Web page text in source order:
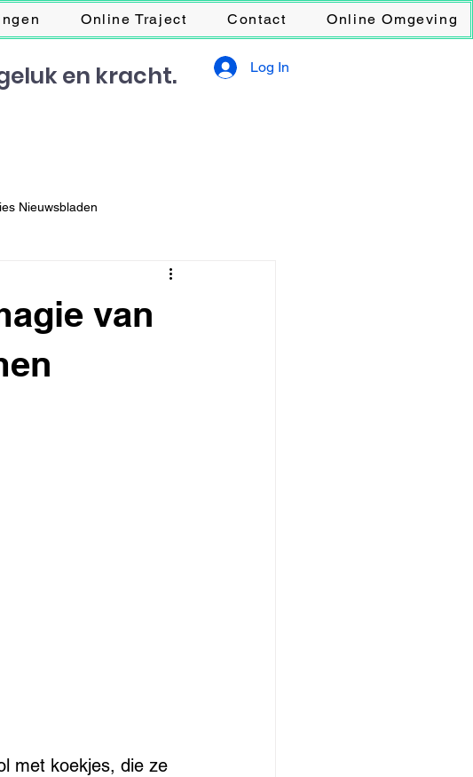
Online Traject Contact Online Omgeving
Log In
en kracht.
Nieuwsbladen
van
met koekjes, die ze